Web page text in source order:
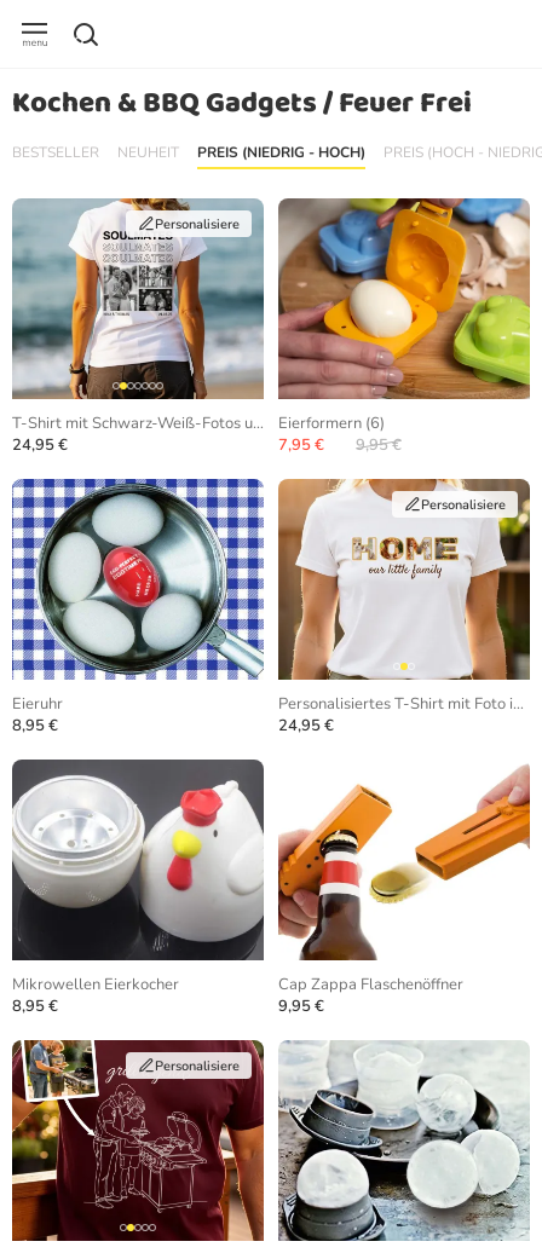
Kochen & BBQ Gadgets / Feuer Frei
BESTSELLER NEUHEIT PREIS (NIEDRIG - HOCH) PREIS (HOCH -
Personalisiere
T-Shirt mit Schwarz-Weiß-Fotos und sich wiederholendem Text
24,95 €
Eierformern (6)
7,95 €
9,95 €
Eieruhr
8,95 €
Personalisiere
Personalisiertes T-Shirt mit Foto in Buchstaben
24,95 €
Mikrowellen Eierkocher
8,95 €
Cap Zappa Flaschenöffner
9,95 €
Personalisiere